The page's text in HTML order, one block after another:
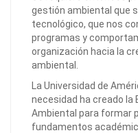
gestión ambiental que
tecnológico, que nos
programas y
organización hacia la
ambiental.
La Universidad de
necesidad ha creado la
Ambiental para formar
fundamentos